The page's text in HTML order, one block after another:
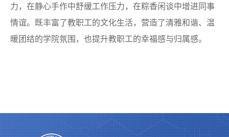
力，在静心手作中舒缓工作压力，在粽香闲谈中增进同事
情谊。
既丰富了教职工的文化生活，营造了清雅和谐、温
暖团结的学院氛围， 也提升教职工的幸福感与归属感。